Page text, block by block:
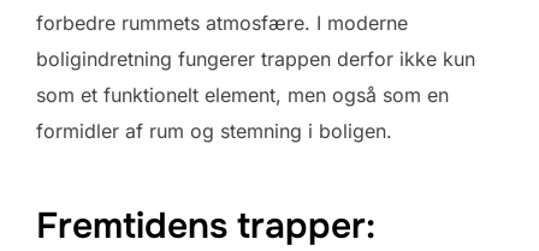
forbedre rummets atmosfære. I moderne
boligindretning fungerer trappen derfor ikke kun
som et funktionelt element, men også som en
formidler af rum og stemning i boligen.
Fremtidens trapper: